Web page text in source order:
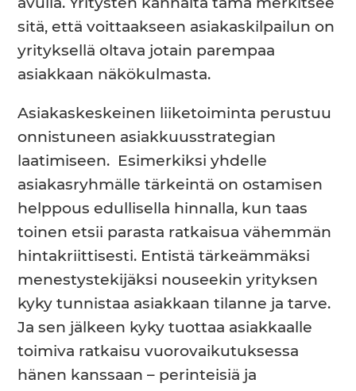
avulla. Yritysten kannalta tämä merkitsee
sitä, että voittaakseen asiakaskilpailun on
yrityksellä oltava jotain parempaa
asiakkaan näkökulmasta.
Asiakaskeskeinen liiketoiminta perustuu
onnistuneen asiakkuusstrategian
laatimiseen. Esimerkiksi yhdelle
asiakasryhmälle tärkeintä on ostamisen
helppous edullisella hinnalla, kun taas
toinen etsii parasta ratkaisua vähemmän
hintakriittisesti. Entistä tärkeämmäksi
menestystekijäksi nouseekin yrityksen
kyky tunnistaa asiakkaan tilanne ja tarve.
Ja sen jälkeen kyky tuottaa asiakkaalle
toimiva ratkaisu vuorovaikutuksessa
hänen kanssaan – perinteisiä ja